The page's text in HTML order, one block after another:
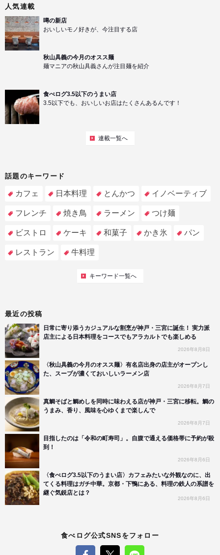
人気連載
噂の新店
おいしいモノ好きが、今注目する店
秋山具義の今月のオスス麺
麺マニアの秋山具義さんが注目麺を紹介
食べログ3.5以下のうまい店
3.5以下でも、おいしいお店はたくさんあるんです！
連載一覧へ
話題のキーワード
カフェ 日本料理 とんかつ イノベーティブ
フレンチ 焼き鳥 ラーメン つけ麺
ビストロ ケーキ 和菓子 かき氷 パン
レストラン 牛料理
キーワード一覧へ
最近の投稿
日常に寄り添うカジュアルな割烹が神戸・三宮に誕生！ 実力派
店主による日本料理をコースでもアラカルトでも楽しめる
2026年8月8日
〈秋山具義の今月のオスス麺〉有名店出身の店主がオープンし
た、スープが濃くておいしいラーメン店
2026年8月7日
真鯛そばと鯛めしを同時に味わえる店が神戸・三宮に移転。鯛の
うまみ、香り、風味を心ゆくまで楽しんで
2026年8月7日
目指したのは「令和の町寿司」。自腹で通える価格帯に予約が殺
到！
2026年8月6日
〈食べログ3.5以下のうまい店〉カフェみたいな外観なのに、出
てくる料理はガチ中華。京都・下鴨にある、料理の鉄人の系譜を
継ぐ気鋭店とは？
2026年8月6日
食べログ公式SNSをフォロー